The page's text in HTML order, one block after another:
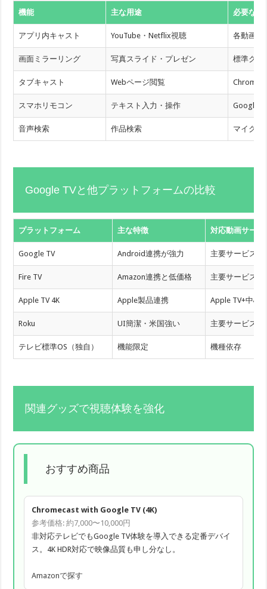
機能 主な用途 必要なア
アプリ内キャスト YouTube・Netflix視聴 各動画ア
画面ミラーリング 写真スライド・プレゼン 標準クイ
タブキャスト Webページ閲覧 Chrome
スマホリモコン テキスト入力・操作 Google
音声検索 作品検索 マイクボ
Google TVと他プラットフォームの比較
プラットフォーム 主な特徴 対応動画サービ
Google TV Android連携が強力 主要サービス全
Fire TV Amazon連携と低価格 主要サービス対
Apple TV 4K Apple製品連携 Apple TV+中心
Roku UI簡潔・米国強い 主要サービス対
テレビ標準OS（独自） 機能限定 機種依存
関連グッズで視聴体験を強化
おすすめ商品
Chromecast with Google TV (4K)
参考価格: 約7,000〜10,000円
非対応テレビでもGoogle TV体験を導入できる定番デバイ
ス。4K HDR対応で映像品質も申し分なし。
Amazonで探す